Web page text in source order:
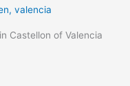
, valencia
Castellon of Valencia